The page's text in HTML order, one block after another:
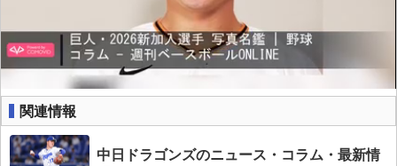
関連情報
中日ドラゴンズのニュース・コラム・最新情